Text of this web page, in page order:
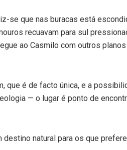
que é de facto única, e a
— o lugar é ponto de
natural para os que
para sul, depois em direção à